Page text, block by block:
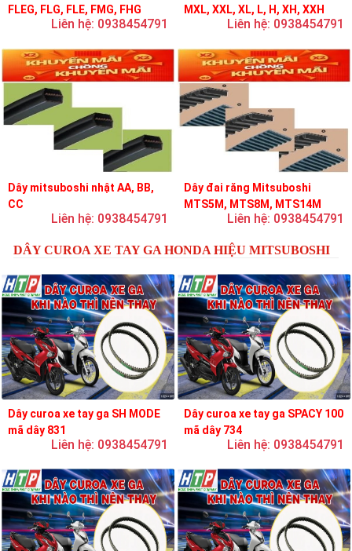
FLEG, FLG, FLE, FMG, FHG
Liên hệ: 0938454791
MXL, XXL, XL, L, H, XH, XXH
Liên hệ: 0938454791
Dây mitsuboshi nhật AA, BB,
CC
Liên hệ: 0938454791
Dây đai răng Mitsuboshi
MTS5M, MTS8M, MTS14M
Liên hệ: 0938454791
DÂY CUROA XE TAY GA HONDA HIỆU MITSUBOSHI
Dây curoa xe tay ga SH MODE
mã dây 831
Liên hệ: 0938454791
Dây curoa xe tay ga SPACY 100
mã dây 734
Liên hệ: 0938454791